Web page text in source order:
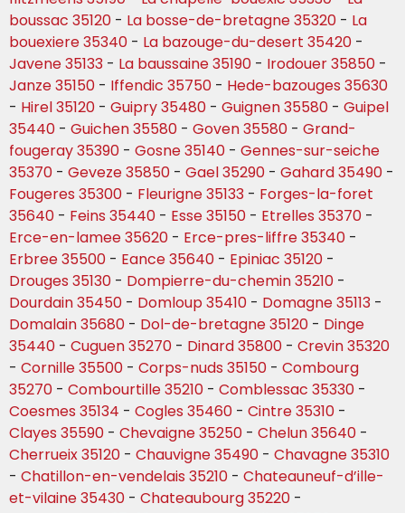
boussac 35120 - La bosse-de-bretagne 35320 - La
bouexiere 35340 - La bazouge-du-desert 35420 -
Javene 35133 - La baussaine 35190 - Irodouer 35850 -
Janze 35150 - Iffendic 35750 - Hede-bazouges 35630
- Hirel 35120 - Guipry 35480 - Guignen 35580 - Guipel
35440 - Guichen 35580 - Goven 35580 - Grand-
fougeray 35390 - Gosne 35140 - Gennes-sur-seiche
35370 - Geveze 35850 - Gael 35290 - Gahard 35490 -
Fougeres 35300 - Fleurigne 35133 - Forges-la-foret
35640 - Feins 35440 - Esse 35150 - Etrelles 35370 -
Erce-en-lamee 35620 - Erce-pres-liffre 35340 -
Erbree 35500 - Eance 35640 - Epiniac 35120 -
Drouges 35130 - Dompierre-du-chemin 35210 -
Dourdain 35450 - Domloup 35410 - Domagne 35113 -
Domalain 35680 - Dol-de-bretagne 35120 - Dinge
35440 - Cuguen 35270 - Dinard 35800 - Crevin 35320
- Cornille 35500 - Corps-nuds 35150 - Combourg
35270 - Combourtille 35210 - Comblessac 35330 -
Coesmes 35134 - Cogles 35460 - Cintre 35310 -
Clayes 35590 - Chevaigne 35250 - Chelun 35640 -
Cherrueix 35120 - Chauvigne 35490 - Chavagne 35310
- Chatillon-en-vendelais 35210 - Chateauneuf-d’ille-
et-vilaine 35430 - Chateaubourg 35220 -